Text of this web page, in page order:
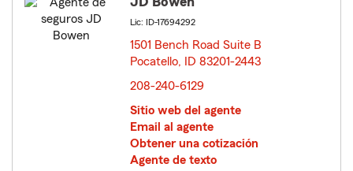
Lic: ID-17694292
1501 Bench Road Suite B
Pocatello, ID 83201-2443
208-240-6129
Sitio web del agente
Email al agente
Obtener una cotización
Agente de texto